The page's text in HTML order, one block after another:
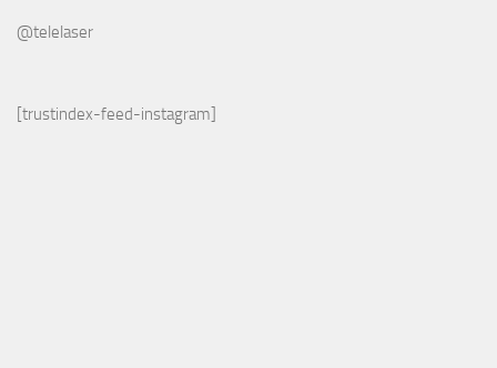
@telelaser
[trustindex-feed-instagram]